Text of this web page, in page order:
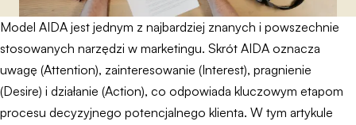
Model AIDA jest jednym z najbardziej znanych i powszechnie
stosowanych narzędzi w marketingu. Skrót AIDA oznacza
uwagę (Attention), zainteresowanie (Interest), pragnienie
(Desire) i działanie (Action), co odpowiada kluczowym etapom
procesu decyzyjnego potencjalnego klienta. W tym artykule